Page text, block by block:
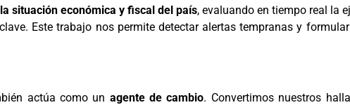
situación económica y fiscal del país, evaluando en tiempo real la
Este trabajo nos permite detectar alertas tempranas y
actúa como un agente de cambio. Convertimos nuestros